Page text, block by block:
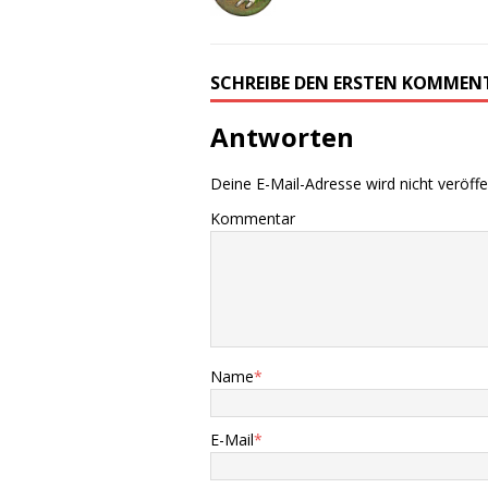
SCHREIBE DEN ERSTEN
Antworten
Deine E-Mail-Adresse wird nicht
Kommentar
Name*
E-Mail*